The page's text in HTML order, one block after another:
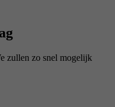
zullen zo snel mogelijk